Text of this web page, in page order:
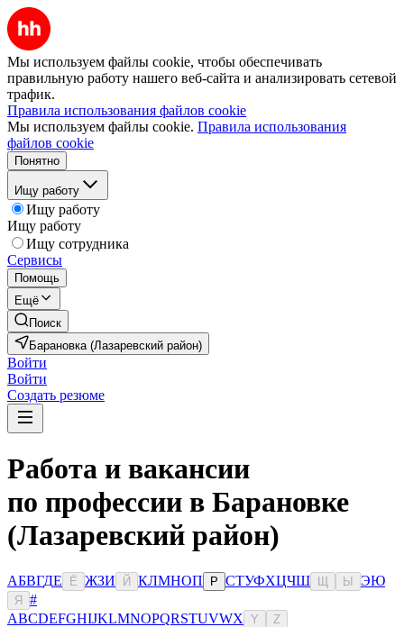
Мы используем файлы cookie, чтобы обеспечивать
правильную работу нашего веб-сайта и анализировать сетевой
трафик.
Правила использования файлов cookie
Мы используем файлы cookie. Правила использования
файлов cookie
Понятно
Ищу работу
Ищу работу
Ищу работу
Ищу сотрудника
Сервисы
Помощь
Ещё
Поиск
Барановка (Лазаревский район)
Войти
Войти
Создать резюме
Работа и вакансии
по профессии в Барановке
(Лазаревский район)
АБВГДЕ Ё ЖЗИ Й КЛМНОП Р СТУФХЦЧШ Ы ЭЮ
Я
#
ABCDEFGHIJKLMNOPQRSTUVWX Y Z